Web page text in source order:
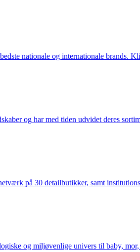
nationale og internationale brands.
og har med tiden udvidet deres
på 30 detailbutikker, samt
og miljøvenlige univers til baby,